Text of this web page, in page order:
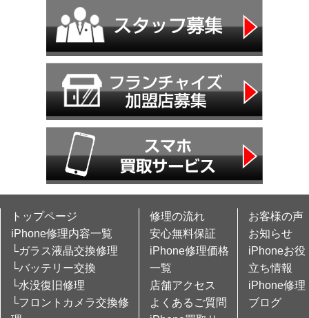
トップページ
iPhone修理内容一覧
└ガラス液晶交換修理
└バッテリー交換
└水没復旧修理
└フロントカメラ交換修
修理の流れ
安心無料保証
iPhone修理価格
一覧
店舗アクセス
よくあるご質問
お客様の声
お知らせ
iPhoneお役
立ち情報
iPhone修理
ブログ